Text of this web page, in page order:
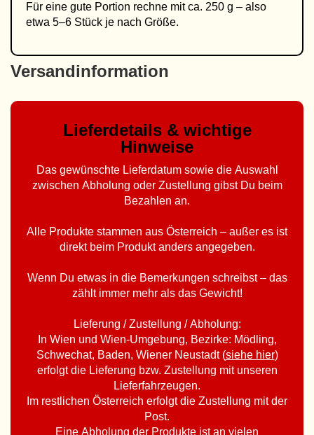
Für eine gute Portion rechne mit ca. 250 g – also
etwa 5–6 Stück je nach Größe.
Versandinformation
Lieferdetails & wichtige
Hinweise
Das gewünschte Lieferdatum sowie die Auswahl
zwischen Abholung oder Zustellung gibst Du beim
Bezahlen an.
Alle Produkte stammen aus Österreich – außer es ist
direkt beim Produkt anders angegeben.
Wenn Du etwas in die Bemerkungen schreibst – das
zählt immer mehr als das Gewicht!
Lieferung / Zustellung / Abholung:
In Wien und Wien-Umgebung, Bezirke: Mödling,
Schwechat, Baden, Wiener Neustadt (siehe hier)
erfolgt die Lieferung bzw. Zustellung mit unseren
Lieferfahrzeugen.
Im restlichen Österreich erfolgt die Zustellung mit der
Post.
Eine Abholung der Produkte ist an vielen